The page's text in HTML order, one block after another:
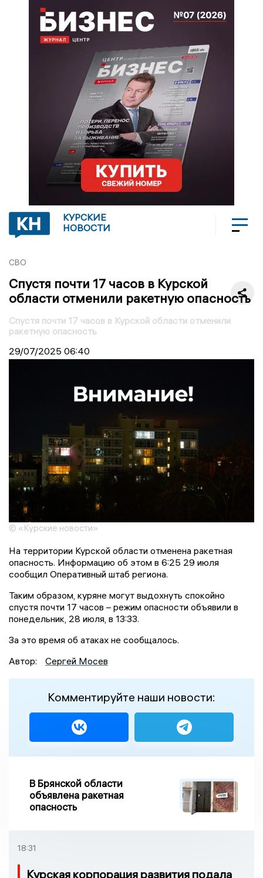
КУРСКИЕ
НОВОСТИ
СВО
Спустя почти 17 часов в Курской
области отменили ракетную опасность
Спустя почти 17 часов в Курской области отменили
ракетную опасность
29/07/2025 06:40
© «Курские новости»
На территории Курской области отменена ракетная
опасность. Информацию об этом в 6:25 29 июля
сообщил Оперативный штаб региона.
Таким образом, куряне могут выдохнуть спокойно
спустя почти 17 часов – режим опасности объявили в
понедельник, 28 июля, в 13:33.
За это время об атаках не сообщалось.
Автор:
Сергей Мосев
Комментируйте наши новости:
В Брянской области
объявлена ракетная
опасность
18:31
Курская корпорация развития подала